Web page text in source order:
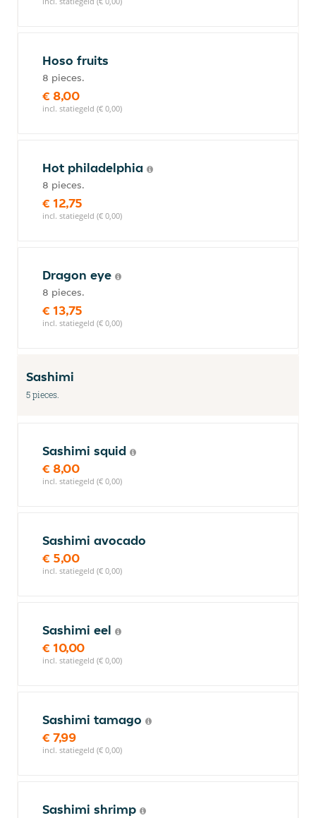
Hoso fruits
8 pieces.
€ 8,00
incl. statiegeld (€ 0,00)
Hot philadelphia
8 pieces.
€ 12,75
incl. statiegeld (€ 0,00)
Dragon eye
8 pieces.
€ 13,75
incl. statiegeld (€ 0,00)
Sashimi
5 pieces.
Sashimi squid
€ 8,00
incl. statiegeld (€ 0,00)
Sashimi avocado
€ 5,00
incl. statiegeld (€ 0,00)
Sashimi eel
€ 10,00
incl. statiegeld (€ 0,00)
Sashimi tamago
€ 7,99
incl. statiegeld (€ 0,00)
Sashimi shrimp